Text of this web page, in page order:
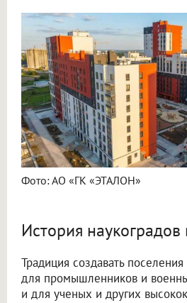
Фото: АО «ГК «ЭТАЛОН»
История наукоградов
Традиция создавать поселения
для промышленников и
и для ученых и других